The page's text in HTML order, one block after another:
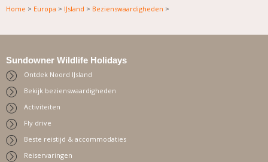
Home > Europa > IJsland > Bezienswaardigheden >
Sundowner Wildlife Holidays
Ontdek Noord IJsland
Bekijk bezienswaardigheden
Activiteiten
Fly drive
Beste reistijd & accommodaties
Reiservaringen